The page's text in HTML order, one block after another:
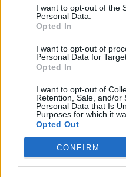
I want to opt-out of the
Personal Data.
Opted In
I want to opt-out of
Personal Data for
Opted In
I want to opt-out of
Retention, Sale, and/or
Personal Data that Is
Purposes for which it
Opted Out
CONFIRM
ΣΧΕΤΙΚA AΡΘΡΑ
Υπ. Παιδείας:
Υπ.
Υπ.